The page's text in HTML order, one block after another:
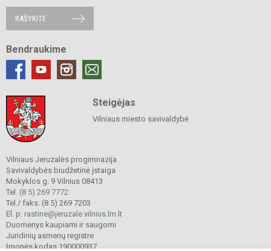
RAŠYKITE
Bendraukime
Steigėjas
Vilniaus miesto savivaldybė
Vilniaus Jeruzalės progimnazija
Savivaldybės biudžetinė įstaiga
Mokyklos g. 9 Vilnius 08413
Tel. (8 5) 269 7772
Tel./ faks. (8 5) 269 7203
El. p. rastine@jeruzale.vilnius.lm.lt
Duomenys kaupiami ir saugomi
Juridinių asmenų registre
Įmonės kodas 190000937